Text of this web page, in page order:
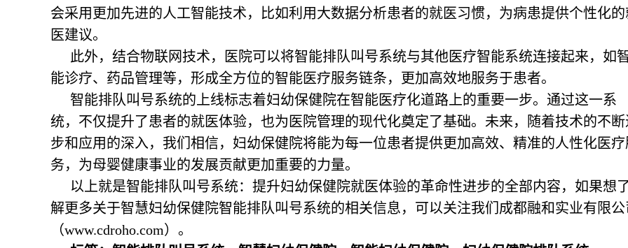
会采用更加先进的人工智能技术，比如利用大数据分析患者的就医习惯，为病患提供个性化的
医建议。
此外，结合物联网技术，医院可以将智能排队叫号系统与其他医疗智能系统连接起来，如
能诊疗、药品管理等，形成全方位的智能医疗服务链条，更加高效地服务于患者。
智能排队叫号系统的上线标志着妇幼保健院在智能医疗化道路上的重要一步。通过这一系
统，不仅提升了患者的就医体验，也为医院管理的现代化奠定了基础。未来，随着技术的不断
步和应用的深入，我们相信，妇幼保健院将能为每一位患者提供更加高效、精准的人性化医疗
务，为母婴健康事业的发展贡献更加重要的力量。
以上就是智能排队叫号系统：提升妇幼保健院就医体验的革命性进步的全部内容，如果想
解更多关于智慧妇幼保健院智能排队叫号系统的相关信息，可以关注我们成都融和实业有限公
（www.cdroho.com）。